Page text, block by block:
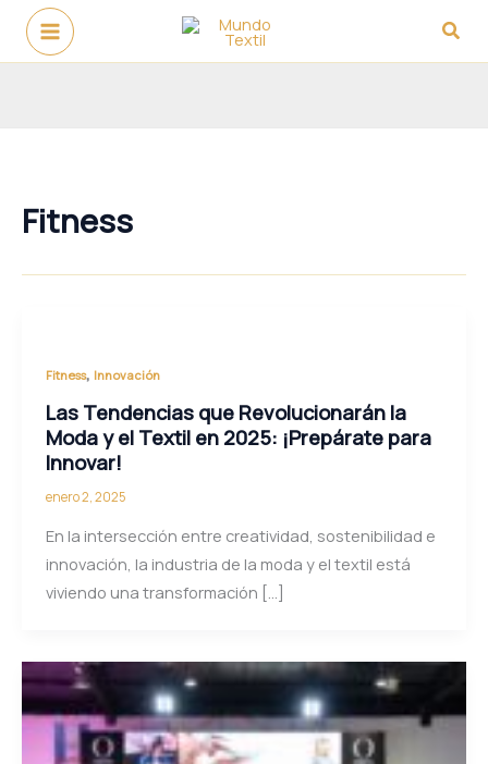
contenido
Fitness
Fitness, Innovación
Las Tendencias que Revolucionarán la
Moda y el Textil en 2025: ¡Prepárate para
Innovar!
enero 2, 2025
En la intersección entre creatividad, sostenibilidad e
innovación, la industria de la moda y el textil está
viviendo una transformación […]